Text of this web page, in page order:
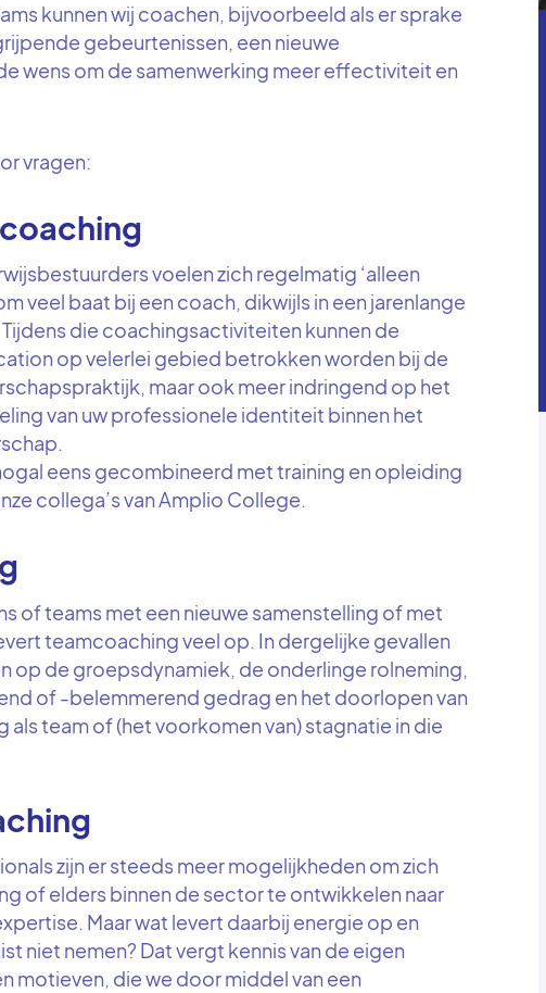
kunnen wij coachen, bijvoorbeeld als er sprake
gebeurtenissen, een nieuwe
wens om de samenwerking meer effectiviteit en
vragen:
voelen zich regelmatig ‘alleen
veel baat bij een coach, dikwijls in een jarenlange
die coachingsactiviteiten kunnen de
op velerlei gebied betrokken worden bij de
maar ook meer indringend op het
van uw professionele identiteit binnen het
eens gecombineerd met training en opleiding
collega’s van Amplio College.
of teams met een nieuwe samenstelling of met
teamcoaching veel op. In dergelijke gevallen
op de groepsdynamiek, de onderlinge rolneming,
of -belemmerend gedrag en het doorlopen van
als team of (het voorkomen van) stagnatie in die
zijn er steeds meer mogelijkheden om zich
of elders binnen de sector te ontwikkelen naar
Maar wat levert daarbij energie op en
niet nemen? Dat vergt kennis van de eigen
motieven, die we door middel van een